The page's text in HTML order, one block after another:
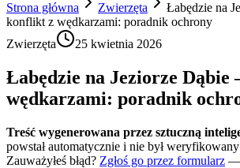
Strona główna Zwierzęta
Łabędzie na
konflikt z wędkarzami: poradnik ochrony
Zwierzęta
25 kwietnia 2026
Łabędzie na Jeziorze Dąbie
wędkarzami: poradnik
Treść wygenerowana przez sztuczną
powstał automatycznie i nie był
Zauważyłeś błąd? Zgłoś go przez formularz —